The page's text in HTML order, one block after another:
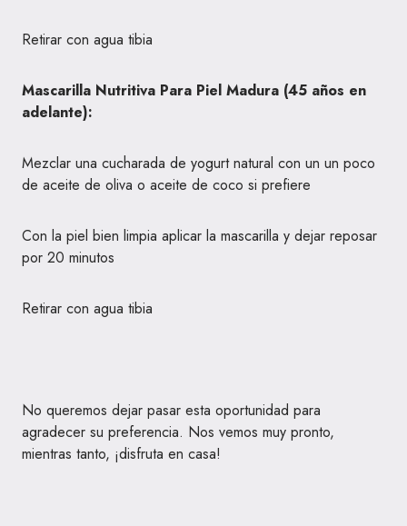
Retirar con agua tibia
Mascarilla Nutritiva Para Piel Madura (45 años en
adelante):
Mezclar una cucharada de yogurt natural con un un poco
de aceite de oliva o aceite de coco si prefiere
Con la piel bien limpia aplicar la mascarilla y dejar reposar
por 20 minutos
Retirar con agua tibia
No queremos dejar pasar esta oportunidad para
agradecer su preferencia. Nos vemos muy pronto,
mientras tanto, ¡disfruta en casa!